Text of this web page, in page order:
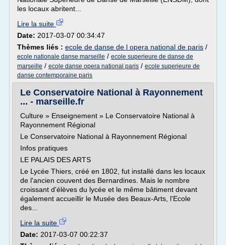
les locaux abritent...
Lire la suite
Date: 2017-03-07 00:34:47
Thèmes liés : ecole de danse de l opera national de paris /
ecole nationale danse marseille / ecole superieure de danse de
marseille / ecole danse opera national paris / ecole superieure de
danse contemporaine paris
Le Conservatoire National à Rayonnement
... - marseille.fr
Culture » Enseignement » Le Conservatoire National à
Rayonnement Régional
Le Conservatoire National à Rayonnement Régional
Infos pratiques
LE PALAIS DES ARTS
Le Lycée Thiers, créé en 1802, fut installé dans les locaux
de l'ancien couvent des Bernardines. Mais le nombre
croissant d'élèves du lycée et le même bâtiment devant
également accueillir le Musée des Beaux-Arts, l'Ecole
des...
Lire la suite
Date: 2017-03-07 00:22:37